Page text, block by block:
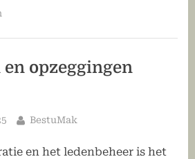
opzeggingen
Door
BestuMak
en het ledenbeheer is het